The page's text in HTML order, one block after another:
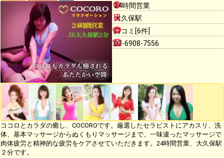
24時間営業
大久保駅
口コミ[6件]
03-6908-7556
ココロとカラダの癒し、COCOROです。厳選したセラピストにアカスリ、洗
体、基本マッサージからぬくもりマッサージまで、一味違ったマッサージで
肉体疲労と精神的な疲労をケアさせていただきます。24時間営業、大久保駅
２分です。